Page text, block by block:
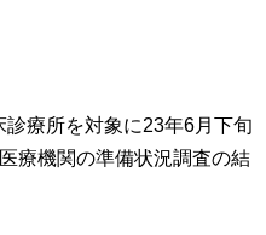
療所を対象に23年6月下旬
療機関の準備状況調査の結